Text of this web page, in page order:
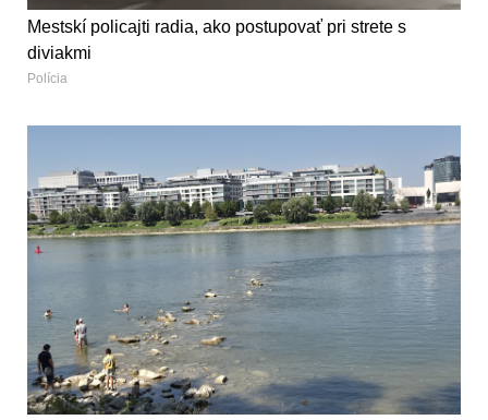
Mestskí policajti radia, ako postupovať pri strete s
diviakmi
Polícia